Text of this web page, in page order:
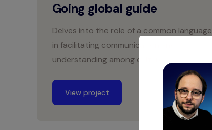
Going global guide
Delves into the role of a common language
in facilitating communication and
understanding among cultures.
View project